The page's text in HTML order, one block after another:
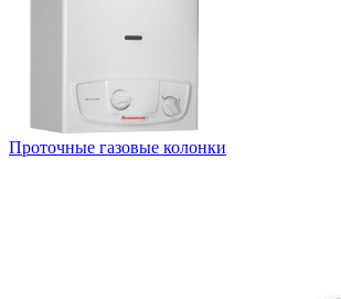
Проточные газовые колонки